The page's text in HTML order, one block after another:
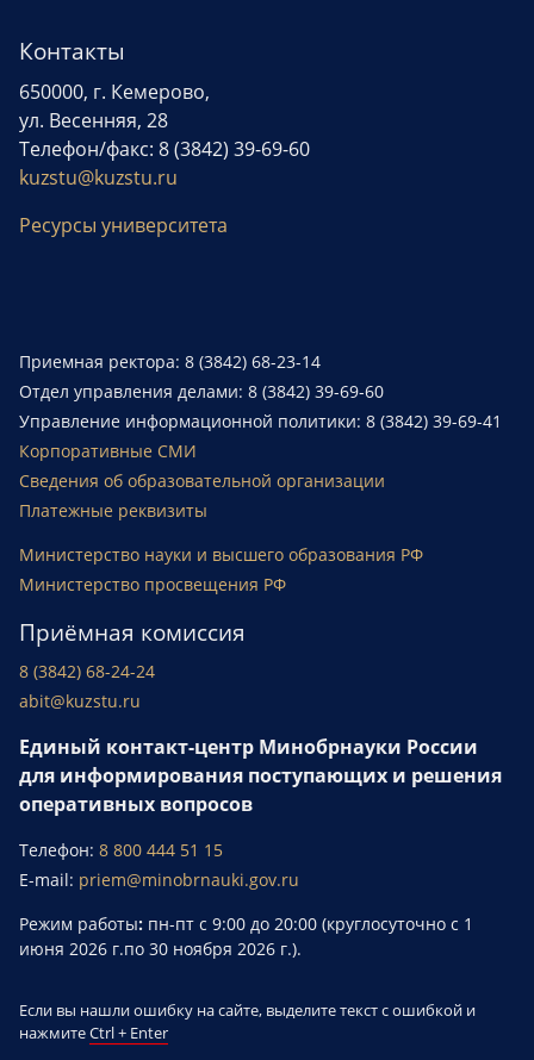
Контакты
650000, г. Кемерово,
ул. Весенняя, 28
Телефон/факс: 8 (3842) 39-69-60
kuzstu@kuzstu.ru
Ресурсы университета
Приемная ректора: 8 (3842) 68-23-14
Отдел управления делами: 8 (3842) 39-69-60
Управление информационной политики: 8 (3842) 39-69-41
Корпоративные СМИ
Сведения об образовательной организации
Платежные реквизиты
Министерство науки и высшего образования РФ
Министерство просвещения РФ
Приёмная комиссия
8 (3842) 68-24-24
abit@kuzstu.ru
Единый контакт-центр Минобрнауки России
для информирования поступающих и решения
оперативных вопросов
Телефон: 8 800 444 51 15
E-mail: priem@minobrnauki.gov.ru
Режим работы: пн-пт с 9:00 до 20:00 (круглосуточно с 1
июня 2026 г.по 30 ноября 2026 г.).
Если вы нашли ошибку на сайте, выделите текст с ошибкой и
нажмитеCtrl + Enter